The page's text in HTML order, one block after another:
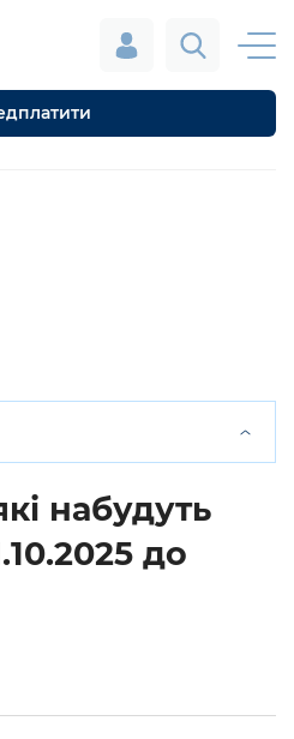
набудуть
до